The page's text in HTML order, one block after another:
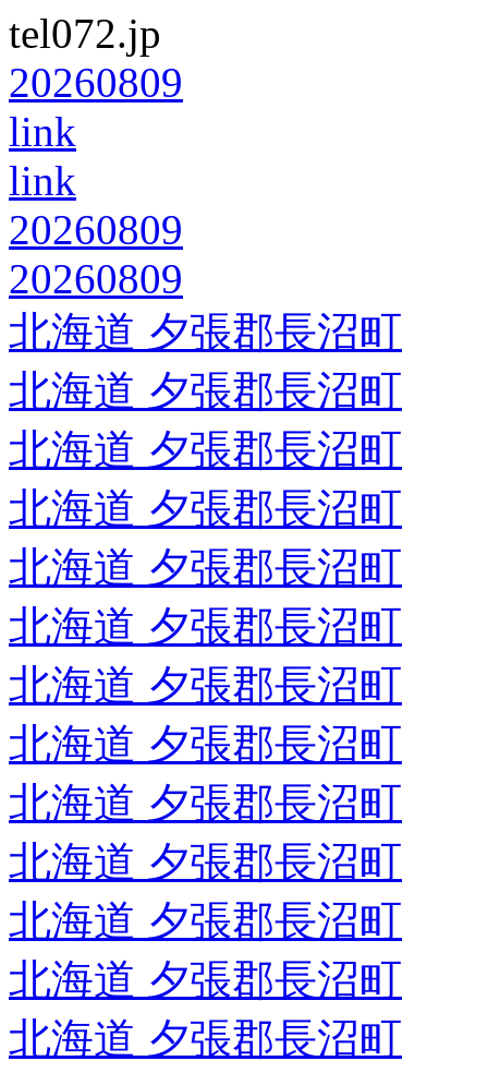
tel072.jp
20260809
link
link
20260809
20260809
北海道 夕張郡長沼町
北海道 夕張郡長沼町
北海道 夕張郡長沼町
北海道 夕張郡長沼町
北海道 夕張郡長沼町
北海道 夕張郡長沼町
北海道 夕張郡長沼町
北海道 夕張郡長沼町
北海道 夕張郡長沼町
北海道 夕張郡長沼町
北海道 夕張郡長沼町
北海道 夕張郡長沼町
北海道 夕張郡長沼町